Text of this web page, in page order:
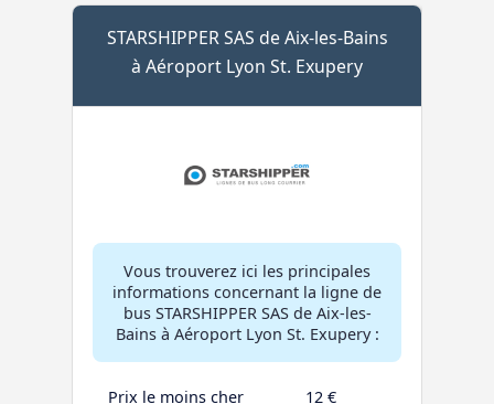
STARSHIPPER SAS de Aix-les-Bains
à Aéroport Lyon St. Exupery
Vous trouverez ici les principales
informations concernant la ligne de
bus STARSHIPPER SAS de Aix-les-
Bains à Aéroport Lyon St. Exupery :
Prix le moins cher
12 €